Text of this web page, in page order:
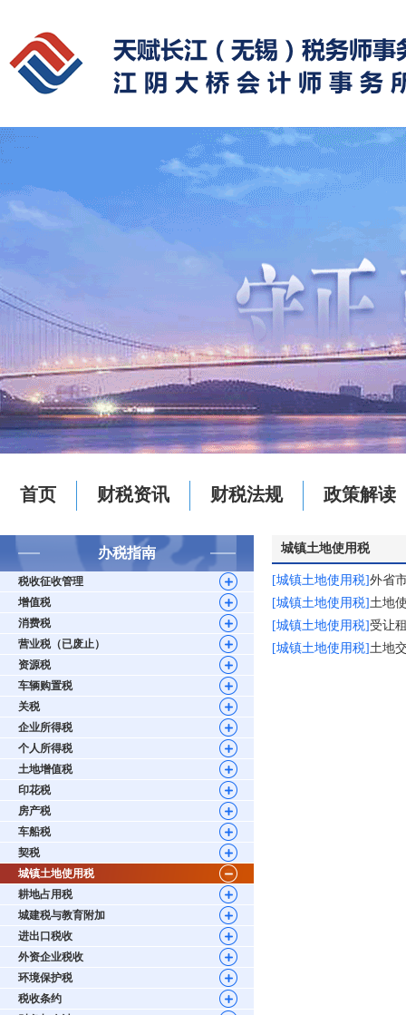
首页 财税资讯 财税法规 政策解读
办税指南
税收征收管理
增值税
消费税
营业税（已废止）
资源税
车辆购置税
关税
企业所得税
个人所得税
土地增值税
印花税
房产税
车船税
契税
城镇土地使用税
耕地占用税
城建税与教育附加
进出口税收
外资企业税收
环境保护税
税收条约
城镇土地使用税
[城镇土地使用税]外省
[城镇土地使用税]土地
[城镇土地使用税]受让
[城镇土地使用税]土地